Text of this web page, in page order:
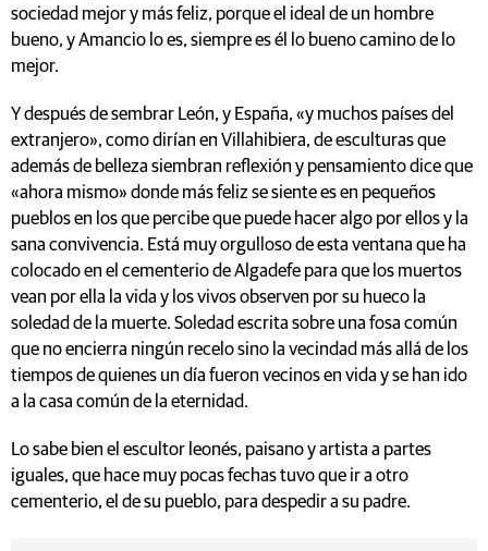
sociedad mejor y más feliz, porque el ideal de un hombre
bueno, y Amancio lo es, siempre es él lo bueno camino de lo
mejor.
Y después de sembrar León, y España, «y muchos países del
extranjero», como dirían en Villahibiera, de esculturas que
además de belleza siembran reflexión y pensamiento dice que
«ahora mismo» donde más feliz se siente es en pequeños
pueblos en los que percibe que puede hacer algo por ellos y la
sana convivencia. Está muy orgulloso de esta ventana que ha
colocado en el cementerio de Algadefe para que los muertos
vean por ella la vida y los vivos observen por su hueco la
soledad de la muerte. Soledad escrita sobre una fosa común
que no encierra ningún recelo sino la vecindad más allá de los
tiempos de quienes un día fueron vecinos en vida y se han ido
a la casa común de la eternidad.
Lo sabe bien el escultor leonés, paisano y artista a partes
iguales, que hace muy pocas fechas tuvo que ir a otro
cementerio, el de su pueblo, para despedir a su padre.